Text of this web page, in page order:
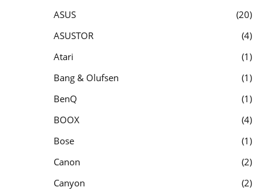
ASUS
20
ASUSTOR
4
Atari
1
Bang & Olufsen
1
BenQ
1
BOOX
4
Bose
1
Canon
2
Canyon
2